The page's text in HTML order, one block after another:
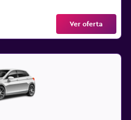
Ver oferta